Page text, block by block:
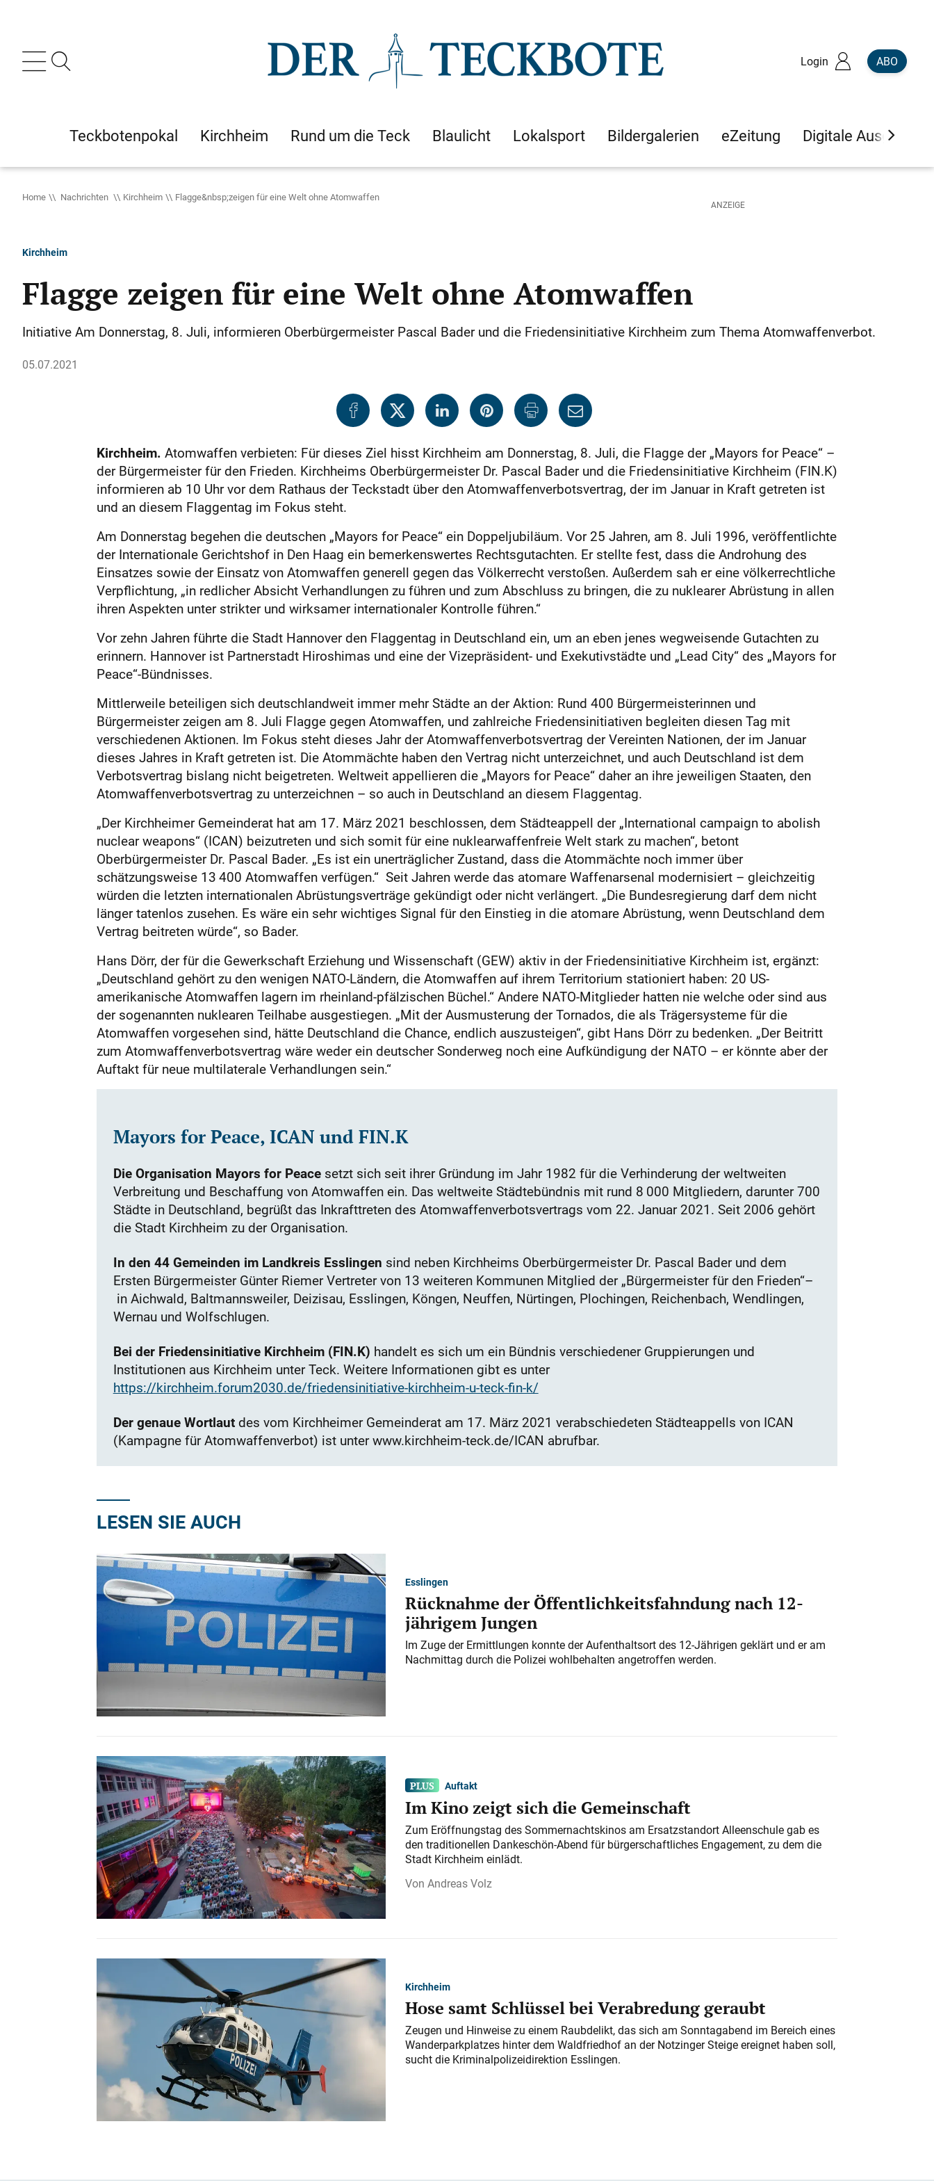
Login ABO
Teckbotenpokal Kirchheim Rund um die Teck Blaulicht Lokalsport Bildergalerien eZeitung Digitale Ausgaben
Home Nachrichten Kirchheim Flagge&nbsp;zeigen für eine Welt ohne Atomwaffen
Kirchheim
Flagge zeigen für eine Welt ohne Atomwaffen
Initiative Am Donnerstag, 8. Juli, informieren Oberbürgermeister Pascal Bader und die Friedensinitiative Kirchheim zum Thema Atomwaffenverbot.
05.07.2021
Kirchheim. Atomwaffen verbieten: Für dieses Ziel hisst Kirchheim am Donnerstag, 8. Juli, die Flagge der „Mayors for Peace“ –
der Bürgermeister für den Frieden. Kirchheims Oberbürgermeister Dr. Pascal Bader und die Friedensinitiative Kirchheim (FIN.K)
informieren ab 10 Uhr vor dem Rathaus der Teckstadt über den Atomwaffenverbotsvertrag, der im Januar in Kraft getreten ist
und an diesem Flaggentag im Fokus steht.
Am Donnerstag begehen die deutschen „Mayors for Peace“ ein Doppeljubiläum. Vor 25 Jahren, am 8. Juli 1996, veröffentlichte
der Internationale Gerichtshof in Den Haag ein bemerkenswertes Rechtsgutachten. Er stellte fest, dass die Androhung des
Einsatzes sowie der Einsatz von Atomwaffen generell gegen das Völkerrecht verstoßen. Außerdem sah er eine völkerrechtliche
Verpflichtung, „in redlicher Absicht Verhandlungen zu führen und zum Abschluss zu bringen, die zu nuklearer Abrüstung in allen
ihren Aspekten unter strikter und wirksamer internationaler Kontrolle führen.“
Vor zehn Jahren führte die Stadt Hannover den Flaggentag in Deutschland ein, um an eben jenes wegweisende Gutachten zu
erinnern. Hannover ist Partnerstadt Hiroshimas und eine der Vizepräsident- und Exekutivstädte und „Lead City“ des „Mayors for
Peace“-Bündnisses.
Mittlerweile beteiligen sich deutschlandweit immer mehr Städte an der Aktion: Rund 400 Bürgermeisterinnen und
Bürgermeister zeigen am 8. Juli Flagge gegen Atomwaffen, und zahlreiche Friedensinitiativen begleiten diesen Tag mit
verschiedenen Aktionen. Im Fokus steht dieses Jahr der Atomwaffenverbotsvertrag der Vereinten Nationen, der im Januar
dieses Jahres in Kraft getreten ist. Die Atommächte haben den Vertrag nicht unterzeichnet, und auch Deutschland ist dem
Verbotsvertrag bislang nicht beigetreten. Weltweit appellieren die „Mayors for Peace“ daher an ihre jeweiligen Staaten, den
Atomwaffenverbotsvertrag zu unterzeichnen – so auch in Deutschland an diesem Flaggentag.
„Der Kirchheimer Gemeinderat hat am 17. März 2021 beschlossen, dem Städteappell der „International campaign to abolish
nuclear weapons“ (ICAN) beizutreten und sich somit für eine nuklearwaffenfreie Welt stark zu machen“, betont
Oberbürgermeister Dr. Pascal Bader. „Es ist ein unerträglicher Zustand, dass die Atommächte noch immer über
schätzungsweise 13 400 Atomwaffen verfügen.“ Seit Jahren werde das atomare Waffenarsenal modernisiert – gleichzeitig
würden die letzten internationalen Abrüstungsverträge gekündigt oder nicht verlängert. „Die Bundesregierung darf dem nicht
länger tatenlos zusehen. Es wäre ein sehr wichtiges Signal für den Einstieg in die atomare Abrüstung, wenn Deutschland dem
Vertrag beitreten würde“, so Bader.
Hans Dörr, der für die Gewerkschaft Erziehung und Wissenschaft (GEW) aktiv in der Friedensinitiative Kirchheim ist, ergänzt:
„Deutschland gehört zu den wenigen NATO-Ländern, die Atomwaffen auf ihrem Territorium stationiert haben: 20 US-
amerikanische Atomwaffen lagern im rheinland-pfälzischen Büchel.“ Andere NATO-Mitglieder hatten nie welche oder sind aus
der sogenannten nuklearen Teilhabe ausgestiegen. „Mit der Ausmusterung der Tornados, die als Trägersysteme für die
Atomwaffen vorgesehen sind, hätte Deutschland die Chance, endlich auszusteigen“, gibt Hans Dörr zu bedenken. „Der Beitritt
zum Atomwaffenverbotsvertrag wäre weder ein deutscher Sonderweg noch eine Aufkündigung der NATO – er könnte aber der
Auftakt für neue multilaterale Verhandlungen sein.“
Mayors for Peace, ICAN und FIN.K
Die Organisation Mayors for Peacesetzt sich seit ihrer Gründung im Jahr 1982 für die Verhinderung der weltweiten
Verbreitung und Beschaffung von Atomwaffen ein. Das weltweite Städtebündnis mit rund 8 000 Mitgliedern, darunter 700
Städte in Deutschland, begrüßt das Inkrafttreten des Atomwaffenverbotsvertrags vom 22. Januar 2021. Seit 2006 gehört
die Stadt Kirchheim zu derOrganisation.
In den 44 Gemeinden im Landkreis Esslingen sind neben Kirchheims Oberbürgermeister Dr. Pascal Bader und dem
Ersten Bürgermeister Günter Riemer Vertreter von 13 weiteren Kommunen Mitglied der „Bürgermeister für den Frieden“–
in Aichwald, Baltmannsweiler, Deizisau, Esslingen, Köngen, Neuffen, Nürtingen, Plochingen, Reichenbach, Wendlingen,
Wernau und Wolfschlugen.
Bei der Friedensinitiative Kirchheim (FIN.K) handelt es sich um ein Bündnis verschiedener Gruppierungen und
Institutionen aus Kirchheim unter Teck. Weitere Informationen gibt es unter
https://kirchheim.forum2030.de/friedensinitiative-kirchheim-u-teck-fin-k/
Der genaue Wortlautdes vom Kirchheimer Gemeinderat am 17. März 2021 verabschiedeten Städteappells von ICAN
(Kampagne für Atomwaffenverbot) ist unter www.kirchheim-teck.de/ICAN abrufbar.
LESEN SIE AUCH
Esslingen
Rücknahme der Öffentlichkeitsfahndung nach 12-
jährigem Jungen
Im Zuge der Ermittlungen konnte der Aufenthaltsort des 12-Jährigen geklärt und er am
Nachmittag durch die Polizei wohlbehalten angetroffen werden.
Auftakt
Im Kino zeigt sich die Gemeinschaft
Zum Eröffnungstag des Sommernachtskinos am Ersatzstandort Alleenschule gab es
den traditionellen Dankeschön-Abend für bürgerschaftliches Engagement, zu dem die
Stadt Kirchheim einlädt.
Andreas Volz
Kirchheim
Hose samt Schlüssel bei Verabredung geraubt
Zeugen und Hinweise zu einem Raubdelikt, das sich am Sonntagabend im Bereich eines
Wanderparkplatzes hinter dem Waldfriedhof an der Notzinger Steige ereignet haben soll,
sucht die Kriminalpolizeidirektion Esslingen.